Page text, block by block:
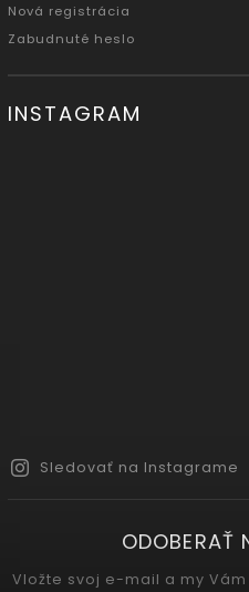
Nová registrácia
Zabudnuté heslo
INSTAGRAM
Sledovať na Instagrame
ODOBERAŤ
Vložte svoj e-mail a my